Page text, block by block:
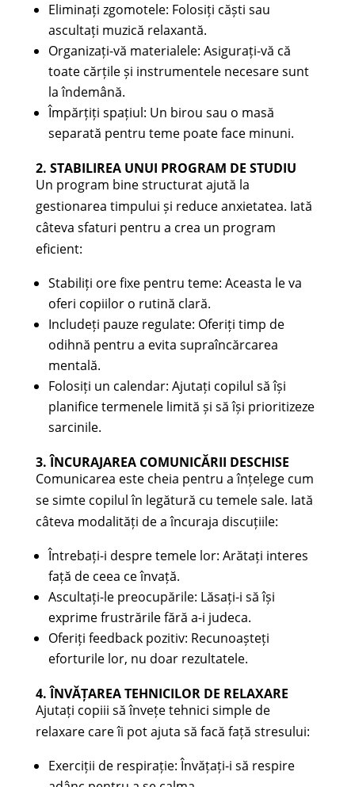
Eliminați zgomotele: Folosiți căști sau
ascultați muzică relaxantă.
Organizați-vă materialele: Asigurați-vă că
toate cărțile și instrumentele necesare sunt
la îndemână.
Împărțiți spațiul: Un birou sau o masă
separată pentru teme poate face minuni.
2. STABILIREA UNUI PROGRAM DE STUDIU
Un program bine structurat ajută la
gestionarea timpului și reduce anxietatea. Iată
câteva sfaturi pentru a crea un program
eficient:
Stabiliți ore fixe pentru teme: Aceasta le va
oferi copiilor o rutină clară.
Includeți pauze regulate: Oferiți timp de
odihnă pentru a evita supraîncărcarea
mentală.
Folosiți un calendar: Ajutați copilul să își
planifice termenele limită și să își prioritizeze
sarcinile.
3. ÎNCURAJAREA COMUNICĂRII DESCHISE
Comunicarea este cheia pentru a înțelege cum
se simte copilul în legătură cu temele sale. Iată
câteva modalități de a încuraja discuțiile:
Întrebați-i despre temele lor: Arătați interes
față de ceea ce învață.
Ascultați-le preocupările: Lăsați-i să își
exprime frustrările fără a-i judeca.
Oferiți feedback pozitiv: Recunoașteți
eforturile lor, nu doar rezultatele.
4. ÎNVĂȚAREA TEHNICILOR DE RELAXARE
Ajutați copiii să învețe tehnici simple de
relaxare care îi pot ajuta să facă față stresului:
Exerciții de respirație: Învățați-i să respire